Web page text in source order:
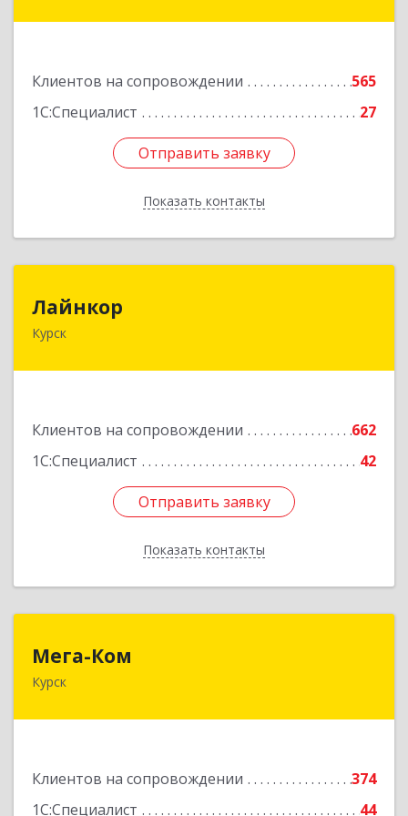
Клиентов на сопровождении
565
1С:Специалист
27
Отправить заявку
Показать контакты
Отправить заявку
Назад
Лайнкор
Курск
Клиентов на сопровождении
662
1С:Специалист
42
Отправить заявку
Показать контакты
305021, Курская обл, Курск г, Победы пр-кт, дом
Отправить заявку
Назад
Мега-Ком
Курск
Клиентов на сопровождении
374
1С:Специалист
44
305001, Курская обл, Курск г, Красной Армии ул,